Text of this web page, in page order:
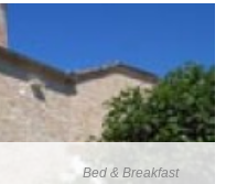
Bed & Breakfast